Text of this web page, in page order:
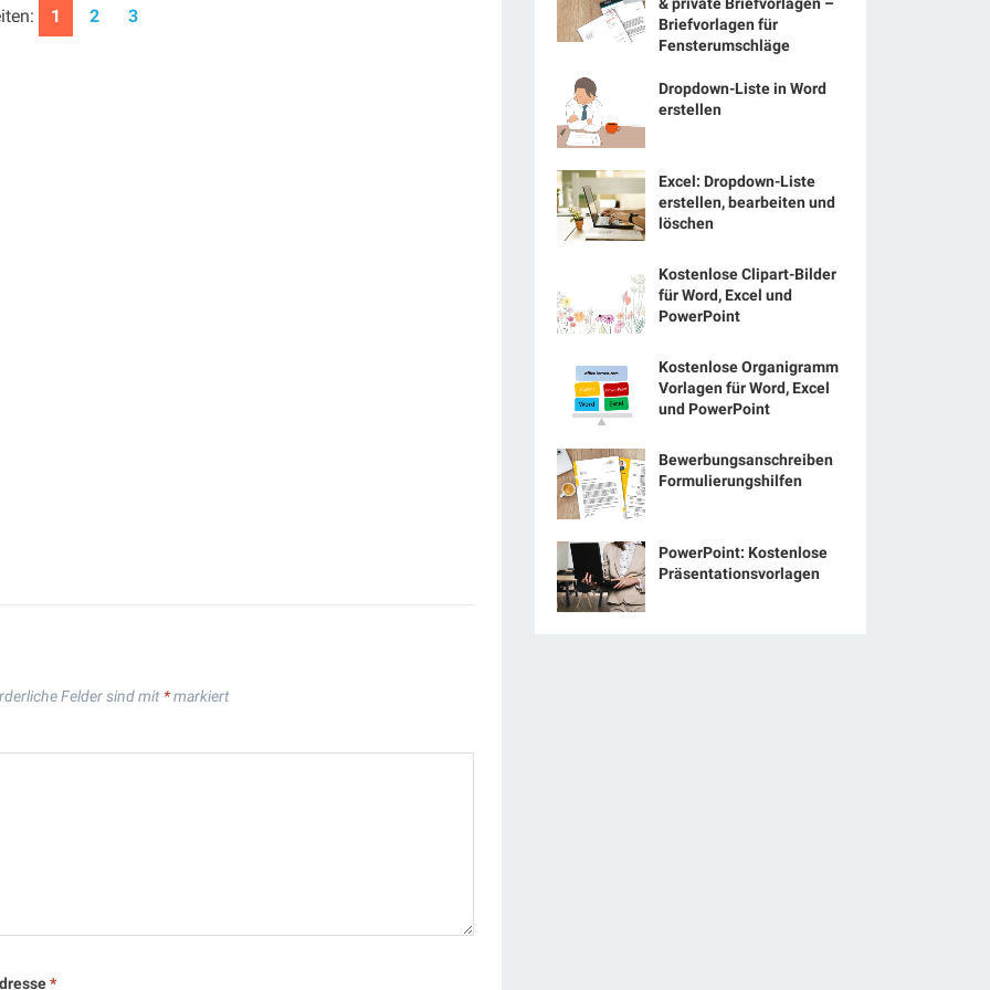
1 2 3
Felder sind mit *markiert
*
Briefvorlagen für
Fensterumschläge
Dropdown-Liste in Word
erstellen
Excel: Dropdown-Liste
erstellen, bearbeiten und
löschen
Kostenlose Clipart-Bilder
für Word, Excel und
PowerPoint
Kostenlose Organigramm
Vorlagen für Word, Excel
und PowerPoint
Bewerbungsanschreiben
Formulierungshilfen
PowerPoint: Kostenlose
Präsentationsvorlagen